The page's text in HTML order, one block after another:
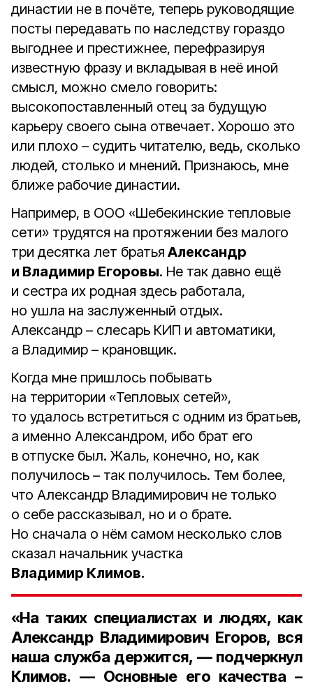
династии не в почёте, теперь руководящие
посты передавать по наследству гораздо
выгоднее и престижнее, перефразируя
известную фразу и вкладывая в неё иной
смысл, можно смело говорить:
высокопоставленный отец за будущую
карьеру своего сына отвечает. Хорошо это
или плохо – судить читателю, ведь, сколько
людей, столько и мнений. Признаюсь, мне
ближе рабочие династии.
Например, в ООО «Шебекинские тепловые
сети» трудятся на протяжении без малого
три десятка лет братья Александр
и Владимир Егоровы. Не так давно ещё
и сестра их родная здесь работала,
но ушла на заслуженный отдых.
Александр – слесарь КИП и автоматики,
а Владимир – крановщик.
Когда мне пришлось побывать
на территории «Тепловых сетей»,
то удалось встретиться с одним из братьев,
а именно Александром, ибо брат его
в отпуске был. Жаль, конечно, но, как
получилось – так получилось. Тем более,
что Александр Владимирович не только
о себе рассказывал, но и о брате.
Но сначала о нём самом несколько слов
сказал начальник участка
Владимир Климов.
«На таких специалистах и людях, как
Александр Владимирович Егоров, вся
наша служба держится, — подчеркнул
Климов. — Основные его качества –